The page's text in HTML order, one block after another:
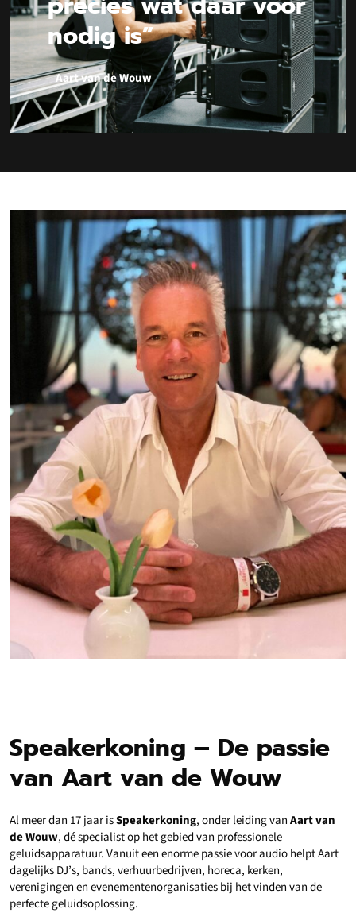
nodig is”
–Aart van de Wouw
Speakerkoning – De passie
van Aart van de Wouw
Al meer dan 17 jaar isSpeakerkoning, onder leiding vanAart van
de Wouw, dé specialist op het gebied van professionele
geluidsapparatuur. Vanuit een enorme passie voor audio helpt Aart
dagelijks DJ’s, bands, verhuurbedrijven, horeca, kerken,
verenigingen en evenementenorganisaties bij het vinden van de
perfecte geluidsoplossing.